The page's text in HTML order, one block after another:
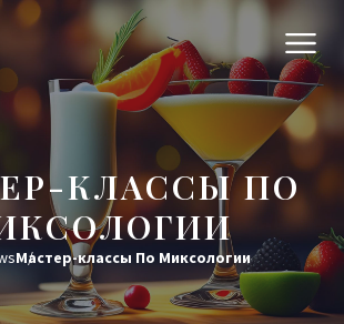
КЛАССЫ ПО
Мастер-классы По Миксологии